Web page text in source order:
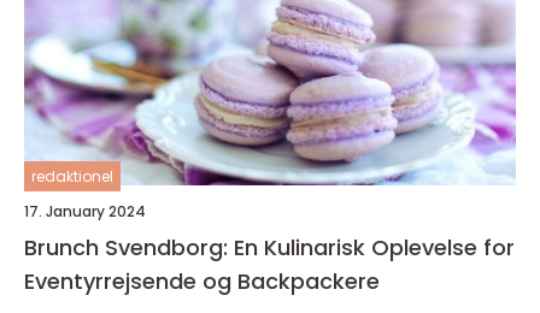
redaktionel
17. January 2024
Brunch Svendborg: En Kulinarisk Oplevelse for
Eventyrrejsende og Backpackere